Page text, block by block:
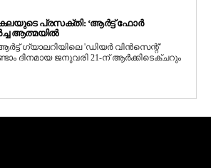
പ്രസക്തി: ‘ആർട്ട് ഫോർ
ആത്മയിൽ
ഗ്യാലറിയിലെ 'ഡിയർ വിൻസെന്റ്'
ദിനമായ ജനുവരി 21-ന് ആർക്കിടെക്ചറും